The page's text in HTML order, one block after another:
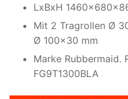
LxBxH
Mit 2 Tragrollen Ø
Ø 100×30 mm
Marke Rubbermaid.
FG9T1300BLA